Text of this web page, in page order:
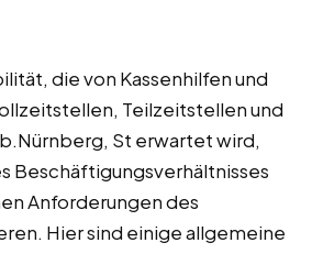
die von Kassenhilfen und
Teilzeitstellen und
St erwartet wird,
Beschäftigungsverhältnisses
Anforderungen des
Hier sind einige allgemeine